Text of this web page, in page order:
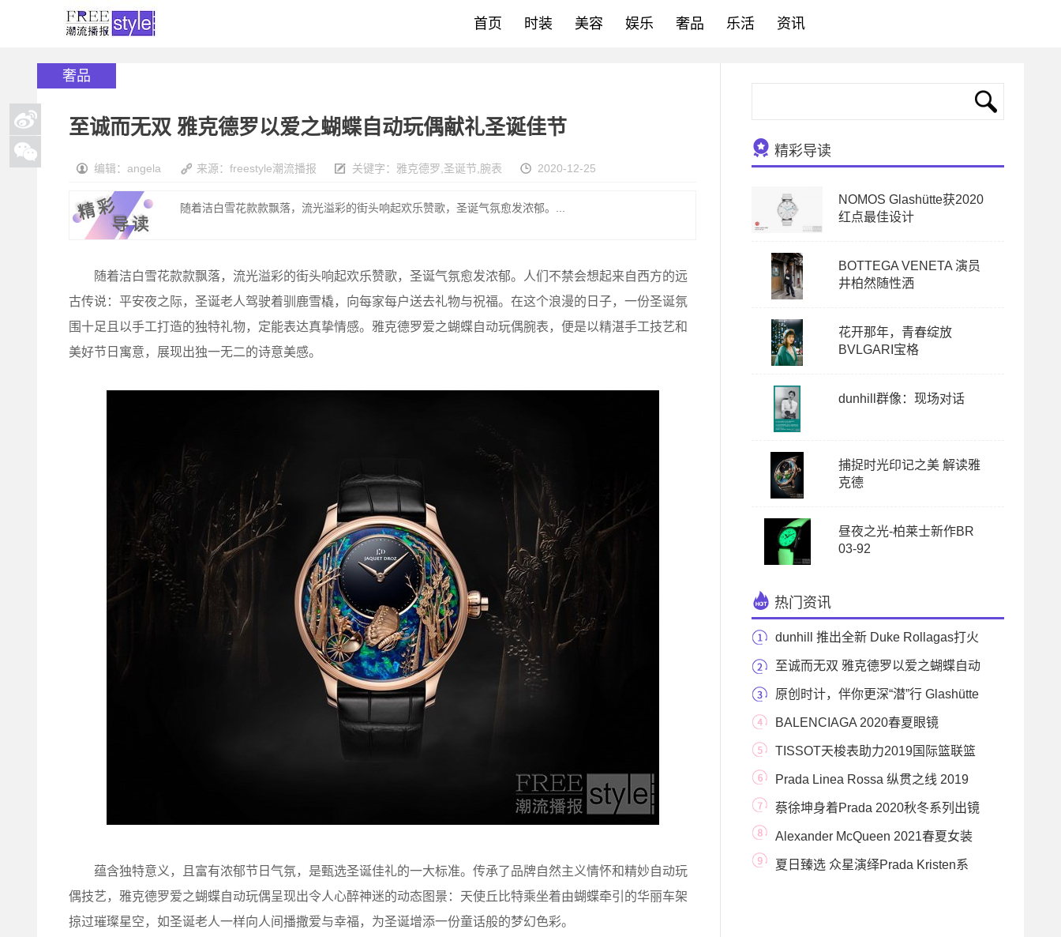
首页 时装 美容 娱乐 奢品 乐活 资讯
奢品
至诚而无双 雅克德罗以爱之蝴蝶自动玩偶献礼圣诞佳节
编辑：angela 来源：freestyle潮流播报 关键字： 雅克德罗 圣诞节 腕表 2020-12-25
随着洁白雪花款款飘落，流光溢彩的街头响起欢乐赞歌，圣诞气氛愈发浓郁。...
随着洁白雪花款款飘落，流光溢彩的街头响起欢乐赞歌，圣诞气氛愈发浓郁。人们不禁会想起来自西方的远
古传说：平安夜之际，圣诞老人驾驶着驯鹿雪橇，向每家每户送去礼物与祝福。在这个浪漫的日子，一份圣诞氛
围十足且以手工打造的独特礼物，定能表达真挚情感。雅克德罗爱之蝴蝶自动玩偶腕表，便是以精湛手工技艺和
美好节日寓意，展现出独一无二的诗意美感。
蕴含独特意义，且富有浓郁节日气氛，是甄选圣诞佳礼的一大标准。传承了品牌自然主义情怀和精妙自动玩
偶技艺，雅克德罗爱之蝴蝶自动玩偶呈现出令人心醉神迷的动态图景：天使丘比特乘坐着由蝴蝶牵引的华丽车架
掠过璀璨星空，如圣诞老人一样向人间播撒爱与幸福，为圣诞增添一份童话般的梦幻色彩。
精彩导读
NOMOS Glashütte获2020
红点最佳设计
BOTTEGA VENETA 演员
井柏然随性洒
花开那年，青春绽放
BVLGARI宝格
dunhill群像：现场对话
捕捉时光印记之美 解读雅
克德
昼夜之光-柏莱士新作BR
03-92
热门资讯
dunhill 推出全新 Duke Rollagas打火
机携带器至诚而无双 雅克德罗以爱之蝴蝶自动
玩偶献礼圣
原创时计，伴你更深“潜”行 Glashütte
Original 格
BALENCIAGA 2020春夏眼镜
DYNASTY系列
TISSOT天梭表助力2019国际篮联篮
球世界杯总决赛
Prada Linea Rossa 纵贯之线 2019
秋冬系列
蔡徐坤身着Prada 2020秋冬系列出镜
《时尚COSMO》封
Alexander McQueen 2021春夏女装
系列及2021早秋男装系列
夏日臻选 众星演绎Prada Kristen系